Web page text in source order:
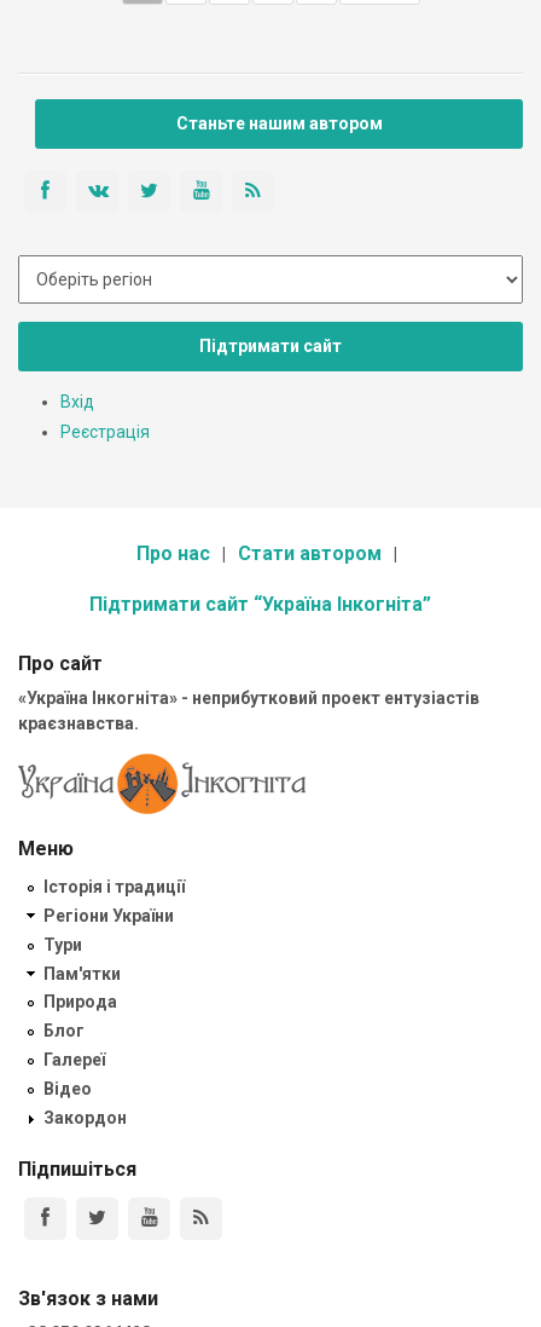
Станьте нашим автором
Підтримати сайт
Вхід
Реєстрація
Про нас Стати автором
Підтримати сайт “Україна Інкогніта”
Про сайт
«Україна Інкогніта» - неприбутковий проект ентузіастів
краєзнавства.
Меню
Історія і традиції
Регіони України
Тури
Пам'ятки
Природа
Блог
Галереї
Відео
Закордон
Підпишіться
Зв'язок з нами